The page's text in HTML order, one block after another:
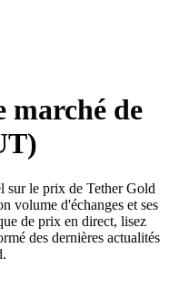
marché de
sur le prix de Tether Gold
volume d'échanges et ses
de prix en direct, lisez
des dernières actualités